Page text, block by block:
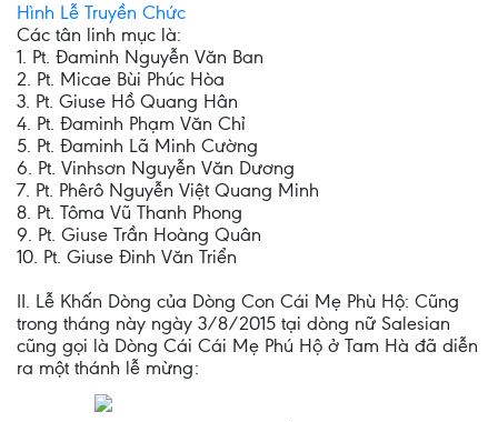
Hình Lễ Truyền Chức
Các tân linh mục là:
1. Pt. Đaminh Nguyễn Văn Ban
2. Pt. Micae Bùi Phúc Hòa
3. Pt. Giuse Hồ Quang Hân
4. Pt. Đaminh Phạm Văn Chỉ
5. Pt. Đaminh Lã Minh Cường
6. Pt. Vinhsơn Nguyễn Văn Dương
7. Pt. Phêrô Nguyễn Việt Quang Minh
8. Pt. Tôma Vũ Thanh Phong
9. Pt. Giuse Trần Hoàng Quân
10. Pt. Giuse Đinh Văn Triển
II. Lễ Khấn Dòng của Dòng Con Cái Mẹ Phù Hộ: Cũng
trong tháng này ngày 3/8/2015 tại dòng nữ Salesian
cũng gọi là Dòng Cái Cái Mẹ Phú Hộ ở Tam Hà đã diễn
ra một thánh lễ mừng: